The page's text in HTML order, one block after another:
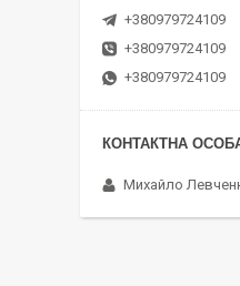
+380979724109
+380979724109
+380979724109
Михайло